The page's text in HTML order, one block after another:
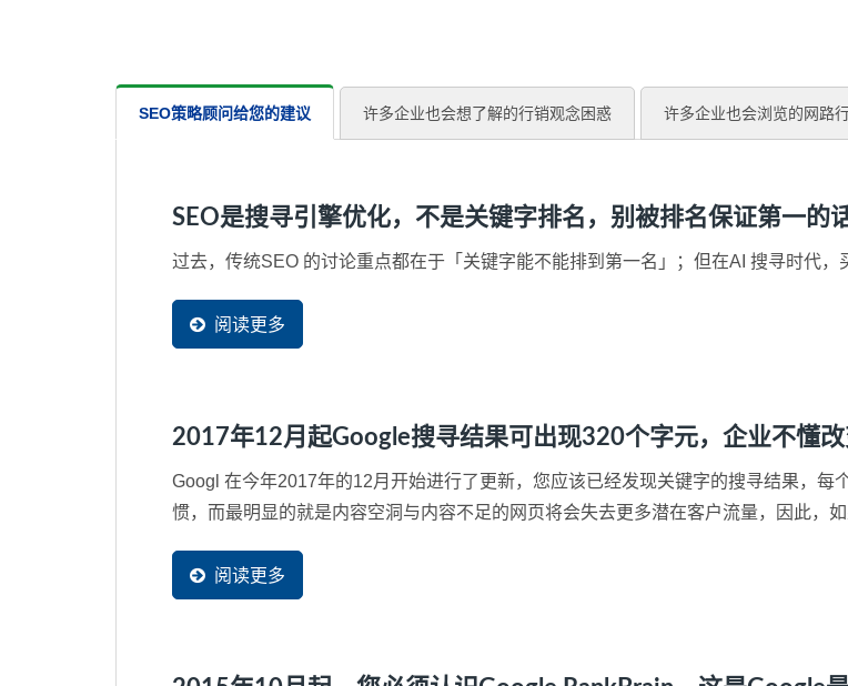
SEO策略顾问给您的建议 许多企业也会想了解的行销观念困惑 许多企业也会浏览的网路
SEO是搜寻引擎优化，不是关键字排名，别被排名保证第一的
过去，传统SEO 的讨论重点都在于「关键字能不能排到第一名」；但在AI 搜寻时代
阅读更多
2017年12月起Google搜寻结果可出现320个字元，企业不懂
Googl 在今年2017年的12月开始进行了更新，您应该已经发现关键字的搜寻结果，
惯，而最明显的就是内容空洞与内容不足的网页将会失去更多潜在客户流量，因此，
阅读更多